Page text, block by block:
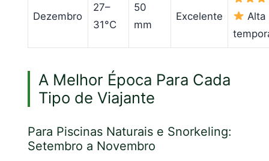
Dezembro
27–
31°C
50
mm
Excelente
Alta
A Melhor Época Para Cada
Tipo de Viajante
Para Piscinas Naturais e Snorkeling:
Setembro a Novembro